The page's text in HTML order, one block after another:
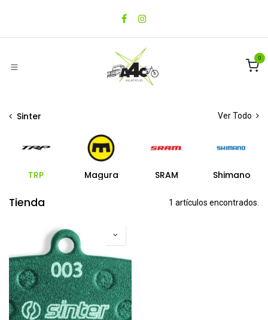
0
Sinter Ver Todo
TRP Magura SRAM Shimano
Tienda 1 artículos encontrados.